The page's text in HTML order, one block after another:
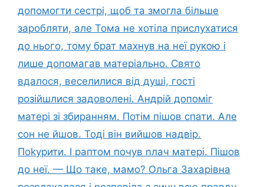
допомогти сестрі, щоб та змогла більше
заробляти, але Тома не хотіла прислухатися
до нього, тому брат махнув на неї рукою і
лише допомагав матеріально. Свято
вдалося, веселилися від душі, гості
розійшлися задоволені. Андрій допоміг
матері зі збиранням. Потім пішов спати. Але
сон не йшов. Тоді він вийшов надвір.
Поkурити. І раптом почув nлач матері. Пішов
до неї. — Що таке, мамо? Ольга Захарівна